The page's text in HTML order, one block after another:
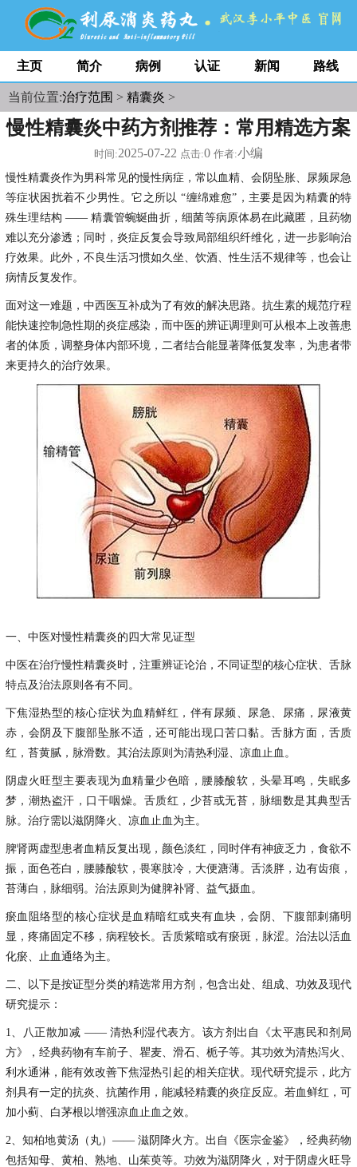
主页 简介 病例 认证 新闻 路线
当前位置:治疗范围 > 精囊炎 >
慢性精囊炎中药方剂推荐：常用精选方案
时间:2025-07-22 点击:0 作者:小编
慢性精囊炎作为男科常见的慢性病症，常以血精、会阴坠胀、尿频尿急
等症状困扰着不少男性。它之所以 “缠绵难愈”，主要是因为精囊的特
殊生理结构 —— 精囊管蜿蜒曲折，细菌等病原体易在此藏匿，且药物
难以充分渗透；同时，炎症反复会导致局部组织纤维化，进一步影响治
疗效果。此外，不良生活习惯如久坐、饮酒、性生活不规律等，也会让
病情反复发作。
面对这一难题，中西医互补成为了有效的解决思路。抗生素的规范疗程
能快速控制急性期的炎症感染，而中医的辨证调理则可从根本上改善患
者的体质，调整身体内部环境，二者结合能显著降低复发率，为患者带
来更持久的治疗效果。
一、中医对慢性精囊炎的四大常见证型
中医在治疗慢性精囊炎时，注重辨证论治，不同证型的核心症状、舌脉
特点及治法原则各有不同。
下焦湿热型的核心症状为血精鲜红，伴有尿频、尿急、尿痛，尿液黄
赤，会阴及下腹部坠胀不适，还可能出现口苦口黏。舌脉方面，舌质
红，苔黄腻，脉滑数。其治法原则为清热利湿、凉血止血。
阴虚火旺型主要表现为血精量少色暗，腰膝酸软，头晕耳鸣，失眠多
梦，潮热盗汗，口干咽燥。舌质红，少苔或无苔，脉细数是其典型舌
脉。治疗需以滋阴降火、凉血止血为主。
脾肾两虚型患者血精反复出现，颜色淡红，同时伴有神疲乏力，食欲不
振，面色苍白，腰膝酸软，畏寒肢冷，大便溏薄。舌淡胖，边有齿痕，
苔薄白，脉细弱。治法原则为健脾补肾、益气摄血。
瘀血阻络型的核心症状是血精暗红或夹有血块，会阴、下腹部刺痛明
显，疼痛固定不移，病程较长。舌质紫暗或有瘀斑，脉涩。治法以活血
化瘀、止血通络为主。
二、以下是按证型分类的精选常用方剂，包含出处、组成、功效及现代
研究提示：
1、八正散加减 —— 清热利湿代表方。该方剂出自《太平惠民和剂局
方》，经典药物有车前子、瞿麦、滑石、栀子等。其功效为清热泻火、
利水通淋，能有效改善下焦湿热引起的相关症状。现代研究提示，此方
剂具有一定的抗炎、抗菌作用，能减轻精囊的炎症反应。若血鲜红，可
加小蓟、白茅根以增强凉血止血之效。
2、知柏地黄汤（丸）—— 滋阴降火方。出自《医宗金鉴》，经典药物
包括知母、黄柏、熟地、山茱萸等。功效为滋阴降火，对于阴虚火旺导